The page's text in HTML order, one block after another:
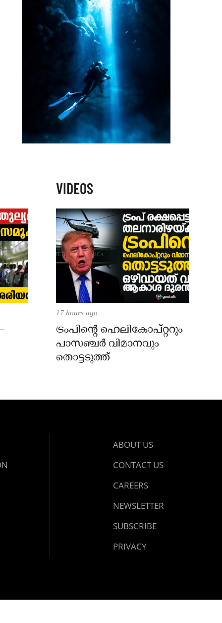
VIDEOS
17 hours ago
ട്രംപിന്റെ ഹെലികോപ്റ്ററും
പാസഞ്ചര്‍ വിമാനവും
തൊട്ടടുത്ത്
ABOUT US
CONTACT US
CAREERS
NEWSLETTER
SUBSCRIBE
PRIVACY